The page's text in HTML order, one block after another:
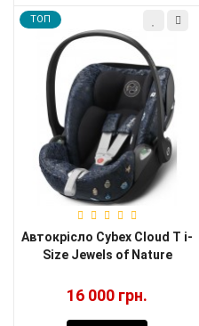
TOП
Автокрісло Cybex Cloud T i-
Size Jewels of Nature
16 000 грн.